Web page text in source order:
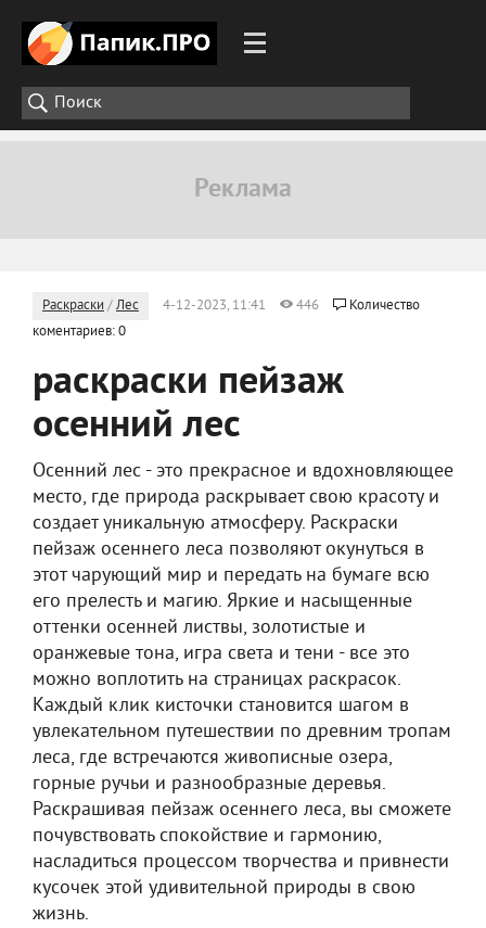
Раскраски /Лес 4-12-2023, 11:41 446
Количество
коментариев: 0
раскраски пейзаж
осенний лес
Осенний лес - это прекрасное и вдохновляющее
место, где природа раскрывает свою красоту и
создает уникальную атмосферу. Раскраски
пейзаж осеннего леса позволяют окунуться в
этот чарующий мир и передать на бумаге всю
его прелесть и магию. Яркие и насыщенные
оттенки осенней листвы, золотистые и
оранжевые тона, игра света и тени - все это
можно воплотить на страницах раскрасок.
Каждый клик кисточки становится шагом в
увлекательном путешествии по древним тропам
леса, где встречаются живописные озера,
горные ручьи и разнообразные деревья.
Раскрашивая пейзаж осеннего леса, вы сможете
почувствовать спокойствие и гармонию,
насладиться процессом творчества и привнести
кусочек этой удивительной природы в свою
жизнь.